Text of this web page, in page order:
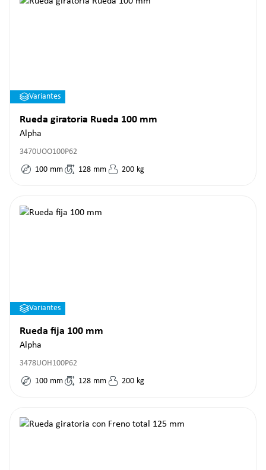
Variantes
Rueda giratoria Rueda 100 mm
Alpha
3470UOO100P62
100 mm 128 mm 200 kg
Variantes
Rueda fija 100 mm
Alpha
3478UOH100P62
100 mm 128 mm 200 kg